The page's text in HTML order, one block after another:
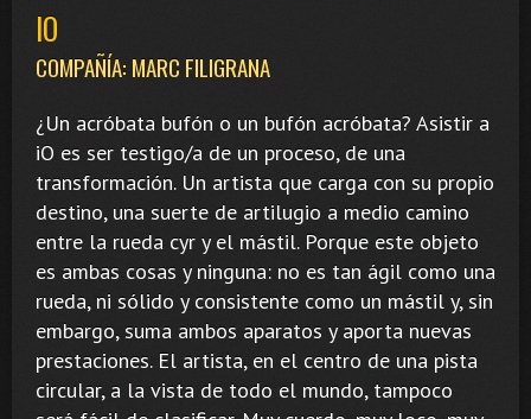
IO
COMPAÑÍA: MARC FILIGRANA
¿Un acróbata bufón o un bufón acróbata? Asistir a
iO es ser testigo/a de un proceso, de una
transformación. Un artista que carga con su propio
destino, una suerte de artilugio a medio camino
entre la rueda cyr y el mástil. Porque este objeto
es ambas cosas y ninguna: no es tan ágil como una
rueda, ni sólido y consistente como un mástil y, sin
embargo, suma ambos aparatos y aporta nuevas
prestaciones. El artista, en el centro de una pista
circular, a la vista de todo el mundo, tampoco